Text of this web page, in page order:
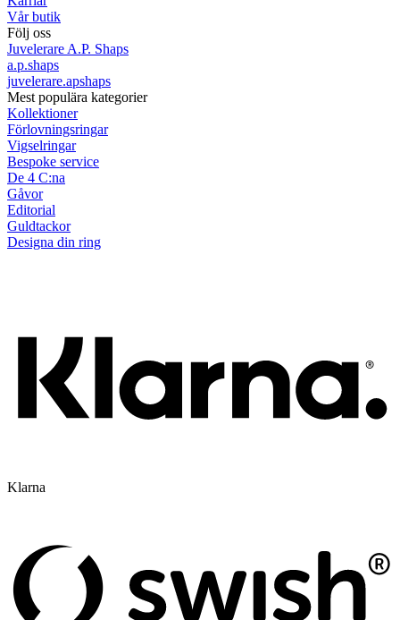
Vår butik
Följ oss
Juvelerare A.P. Shaps
a.p.shaps
juvelerare.apshaps
Mest populära kategorier
Kollektioner
Förlovningsringar
Vigselringar
Bespoke service
De 4 C:na
Gåvor
Editorial
Guldtackor
Designa din ring
Klarna